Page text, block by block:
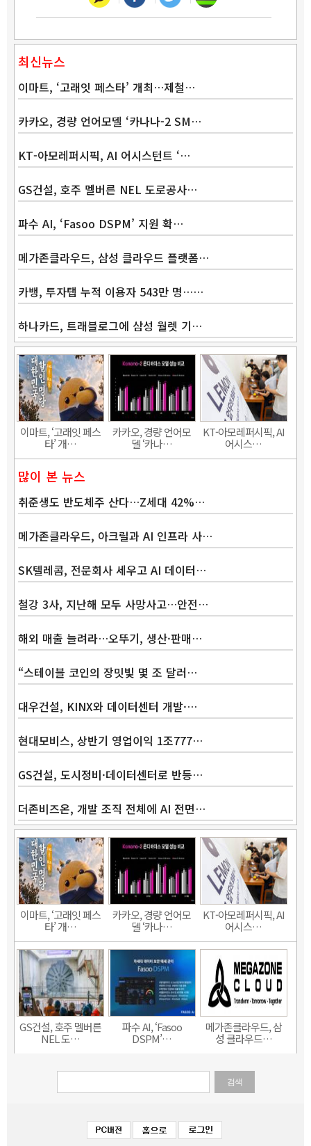
최신뉴스
이마트, ‘고래잇 페스타’ 개최…제철…
카카오, 경량 언어모델 ‘카나나-2 SM…
KT-아모레퍼시픽, AI 어시스턴트 ‘…
GS건설, 호주 멜버른 NEL 도로공사…
파수 AI, ‘Fasoo DSPM’ 지원 확…
메가존클라우드, 삼성 클라우드 플랫폼…
카뱅, 투자탭 누적 이용자 543만 명……
하나카드, 트래블로그에 삼성 월렛 기…
이마트, ‘고래잇 페스
타’ 개…
카카오, 경량 언어모
델 ‘카나…
KT-아모레퍼시픽, AI
어시스…
많이 본 뉴스
취준생도 반도체주 산다…Z세대 42%…
메가존클라우드, 아크릴과 AI 인프라 사…
SK텔레콤, 전문회사 세우고 AI 데이터…
철강 3사, 지난해 모두 사망사고…안전…
해외 매출 늘려라…오뚜기, 생산·판매…
“스테이블 코인의 장밋빛 몇 조 달러…
대우건설, KINX와 데이터센터 개발·…
현대모비스, 상반기 영업이익 1조777…
GS건설, 도시정비·데이터센터로 반등…
더존비즈온, 개발 조직 전체에 AI 전면…
이마트, ‘고래잇 페스
타’ 개…
카카오, 경량 언어모
델 ‘카나…
KT-아모레퍼시픽, AI
어시스…
GS건설, 호주 멜버른
NEL 도…
파수 AI, ‘Fasoo
DSPM’…
메가존클라우드, 삼
성 클라우드…
검색